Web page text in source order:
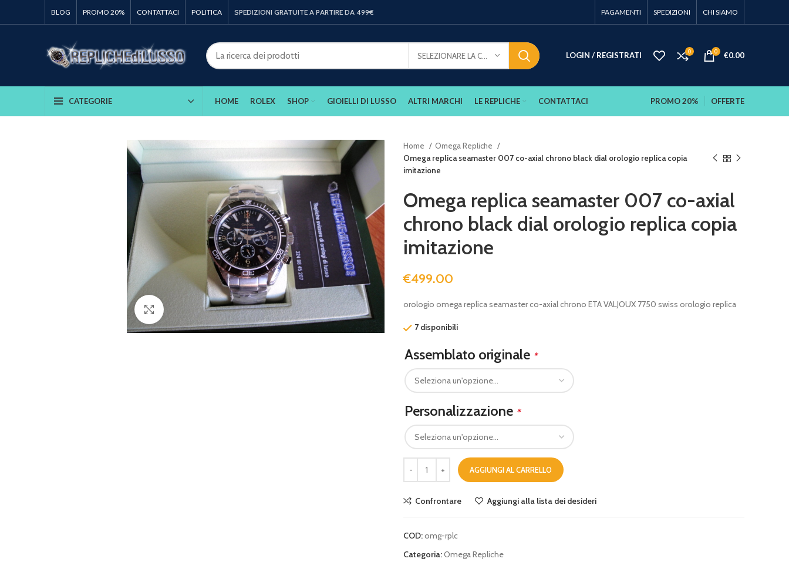
BLOG PROMO 20% CONTATTACI POLITICA SPEDIZIONI GRATUITE A PARTIRE DA 499€ PAGAMENTI SPEDIZIONI CHI SIAMO
LOGIN / REGISTRATI 0 0 €0.00
CATEGORIE HOME ROLEX SHOP GIOIELLI DI LUSSO ALTRI MARCHI LE REPLICHE CONTATTACI PROMO 20% OFFERTE
Clicca per ingrandire
Home
Omega Repliche
Omega replica seamaster 007 co-axial chrono black dial orologio replica copia
imitazione
Omega replica seamaster 007 co-axial
chrono black dial orologio replica copia
imitazione
€499.00
orologio omega replica seamaster co-axial chrono ETA VALJOUX 7750 swiss orologio replica
7 disponibili
Assemblato originale *
Personalizzazione *
AGGIUNGI AL CARRELLO
Confrontare Aggiungi alla lista dei desideri
COD:omg-rplc
Categoria:Omega Repliche